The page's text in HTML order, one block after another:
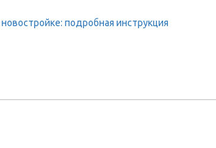
подробная инструкция